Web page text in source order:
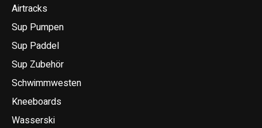
Airtracks
Sup Pumpen
Sup Paddel
Sup Zubehör
Schwimmwesten
Kneeboards
Wasserski